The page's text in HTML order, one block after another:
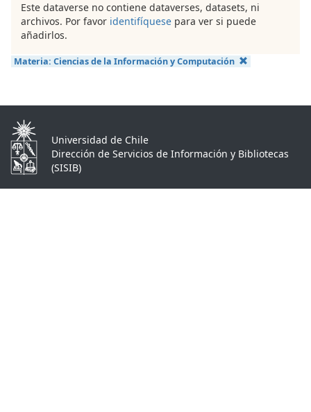
Este dataverse no contiene dataverses, datasets, ni
archivos. Por favor identifíquese para ver si puede
añadirlos.
Materia: Ciencias de la Información y Computación
Universidad de Chile
Dirección de Servicios de Información y Bibliotecas
(SISIB)